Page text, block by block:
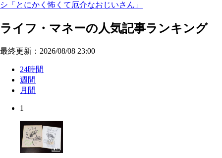
シ「とにかく怖くて厄介なおじいさん」
ライフ・マネーの人気記事ランキング
最終更新：2026/08/08 23:00
24時間
週間
月間
1